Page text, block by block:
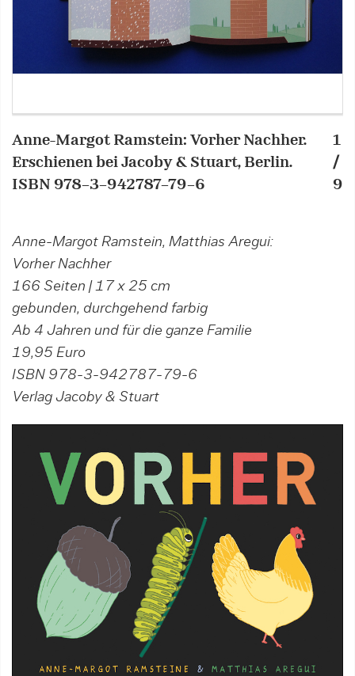
Anne-Margot Ramstein: Vorher Nachher.
Erschienen bei Jacoby & Stuart, Berlin.
ISBN 978-3-942787-79-6
1
/
9
Anne-Margot Ramstein, Matthias Aregui:
Vorher Nachher
166 Seiten | 17 x 25 cm
gebunden, durchgehend farbig
Ab 4 Jahren und für die ganze Familie
19,95 Euro
ISBN 978-3-942787-79-6
Verlag Jacoby & Stuart